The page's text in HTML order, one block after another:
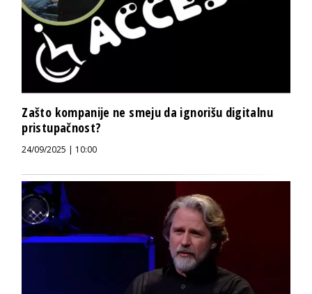
Zašto kompanije ne smeju da ignorišu digitalnu
pristupačnost?
24/09/2025 | 10:00